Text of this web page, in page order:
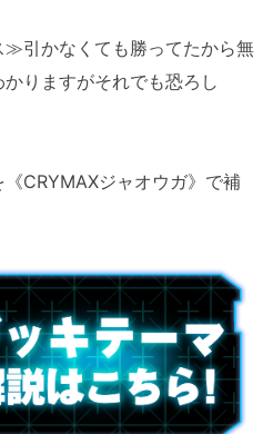
引かなくても勝ってたから無
りますがそれでも恐ろし
CRYMAXジャオウガ》で補